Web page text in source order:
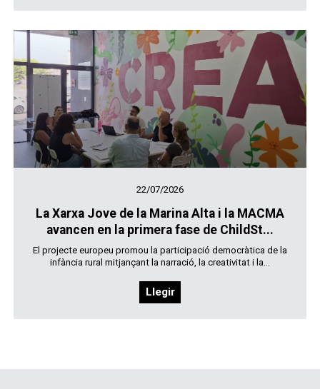
22/07/2026
La Xarxa Jove de la Marina Alta i la MACMA
avancen en la primera fase de ChildSt...
El projecte europeu promou la participació democràtica de la
infància rural mitjançant la narració, la creativitat i la...
Llegir